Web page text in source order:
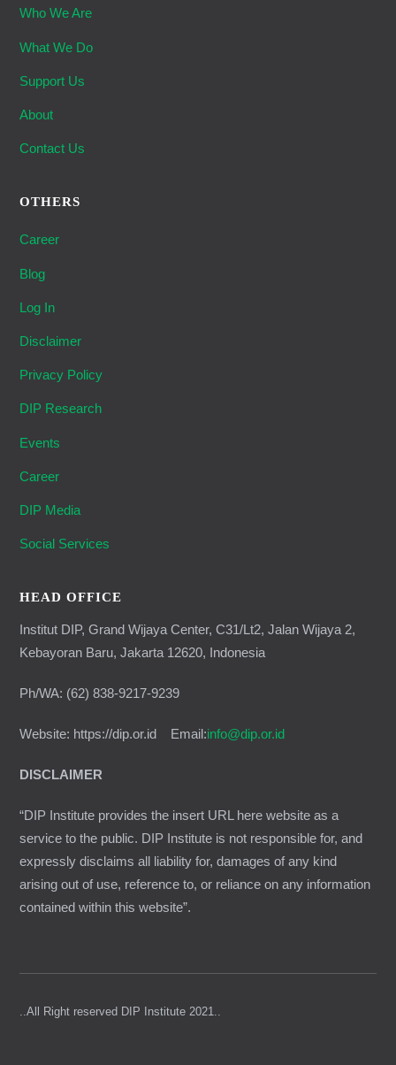
Who We Are
What We Do
Support Us
About
Contact Us
OTHERS
Career
Blog
Log In
Disclaimer
Privacy Policy
DIP Research
Events
Career
DIP Media
Social Services
HEAD OFFICE
Institut DIP, Grand Wijaya Center, C31/Lt2, Jalan Wijaya 2,
Kebayoran Baru, Jakarta 12620, Indonesia
Ph/WA: (62) 838-9217-9239
Website: https://dip.or.id Email:info@dip.or.id
DISCLAIMER
“DIP Institute provides the insert URL here website as a
service to the public. DIP Institute is not responsible for, and
expressly disclaims all liability for, damages of any kind
arising out of use, reference to, or reliance on any information
contained within this website”.
..All Right reserved DIP Institute 2021..